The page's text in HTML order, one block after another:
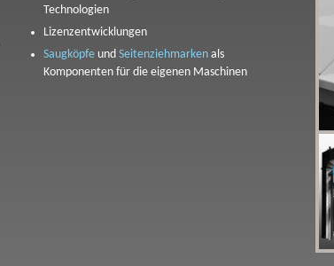
Technologien
Lizenzentwicklungen
Saugköpfe undSeitenziehmarken als
Komponenten für die eigenen Maschinen